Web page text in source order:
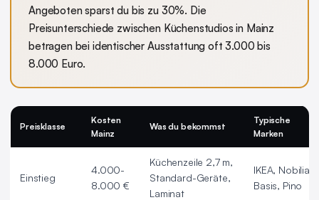
Angeboten sparst du bis zu 30%. Die
Preisunterschiede zwischen Küchenstudios in Mainz
betragen bei identischer Ausstattung oft 3.000 bis
8.000 Euro.
Preisklasse
Kosten
Mainz
Was du bekommst
Typische
Marken
Einstieg
4.000-
8.000 €
Küchenzeile 2,7 m,
Standard-Geräte,
Laminat
IKEA, Nobilia
Basis, Pino